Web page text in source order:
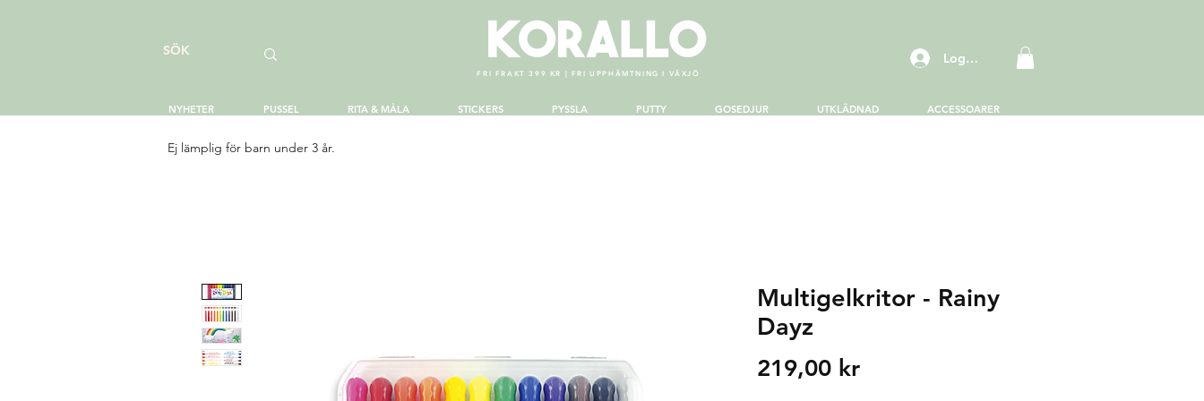
Ej lämplig för barn under 3 år.
Multigelkritor - Rainy
Dayz
219,00 krPrice
FRI FRAKT 399 KR | FRI UPPHÄMTNING I VÄXJÖ
Logga in
NYHETER PUSSEL RITA & MÅLA STICKERS PYSSLA PUTTY GOSEDJUR UTKLÄDNAD ACCESSOARER